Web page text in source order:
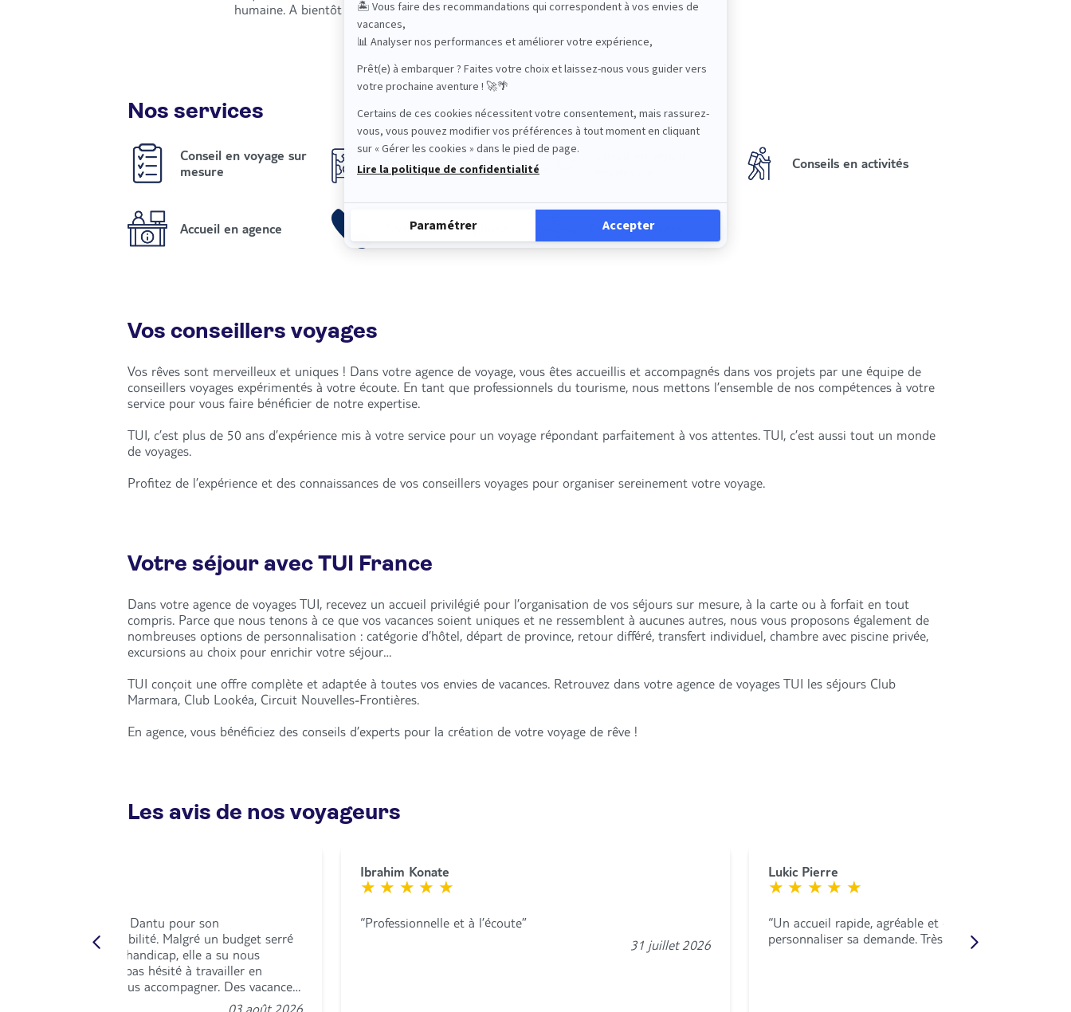
humaine. A bientôt
Nos services
Conseil en voyage sur
mesure
Conseils en circuit Conseils en activités
Accueil en agence Accueil par téléphone Paiement divers
Vos conseillers voyages
Vos rêves sont merveilleux et uniques ! Dans votre agence de voyage, vous êtes accueillis et accompagnés dans vos projets par une équipe de
conseillers voyages expérimentés à votre écoute. En tant que professionnels du tourisme, nous mettons l’ensemble de nos compétences à votre
service pour vous faire bénéficier de notre expertise.
TUI, c’est plus de 50 ans d’expérience mis à votre service pour un voyage répondant parfaitement à vos attentes. TUI, c’est aussi tout un monde
de voyages.
Profitez de l’expérience et des connaissances de vos conseillers voyages pour organiser sereinement votre voyage.
Votre séjour avec TUI France
Dans votre agence de voyages TUI, recevez un accueil privilégié pour l’organisation de vos séjours sur mesure, à la carte ou à forfait en tout
compris. Parce que nous tenons à ce que vos vacances soient uniques et ne ressemblent à aucunes autres, nous vous proposons également de
nombreuses options de personnalisation : catégorie d’hôtel, départ de province, retour différé, transfert individuel, chambre avec piscine privée,
excursions au choix pour enrichir votre séjour…
TUI conçoit une offre complète et adaptée à toutes vos envies de vacances. Retrouvez dans votre agence de voyages TUI les séjours Club
Marmara, Club Lookéa, Circuit Nouvelles-Frontières.
En agence, vous bénéficiez des conseils d’experts pour la création de votre voyage de rêve !
Les avis de nos voyageurs
merci à Madame Dantu pour son
et sa disponibilité. Malgré un budget serré
liées à mon handicap, elle a su nous
séjour idéal. Elle n'a pas hésité à travailler en
ses horaires pour nous accompagner. Des vacances
au top, et des souvenirs inoubliables pour les
03 août 2026
Ibrahim Konate
Professionnelle et à l’écoute
31 juillet 2026
Lukic Pierre
Un accueil rapide, agréable et efficace, qui permet de
personnaliser sa demande. Très satisfait.